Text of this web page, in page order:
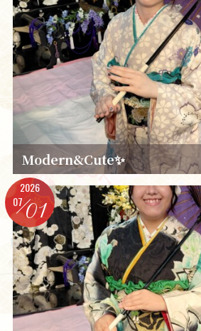
Modern&Cute✨️
2026
0701